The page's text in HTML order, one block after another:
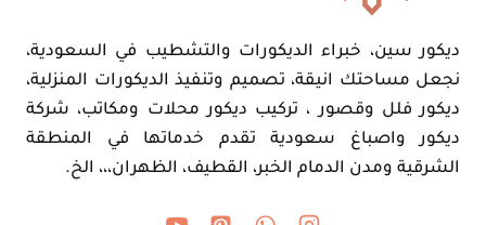
ديكور سين، خبراء الديكورات والتشطيب في السعودية،
نجعل مساحتك انيقة، تصميم وتنفيذ الديكورات المنزلية،
ديكور فلل وقصور ، تركيب ديكور محلات ومكاتب، شركة
ديكور واصباغ سعودية تقدم خدماتها في المنطقة
الشرقية ومدن الدمام الخبر، القطيف، الظهران،،، الخ.